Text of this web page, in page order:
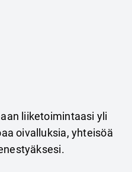
liiketoimintaasi yli
oivalluksia, yhteisöä